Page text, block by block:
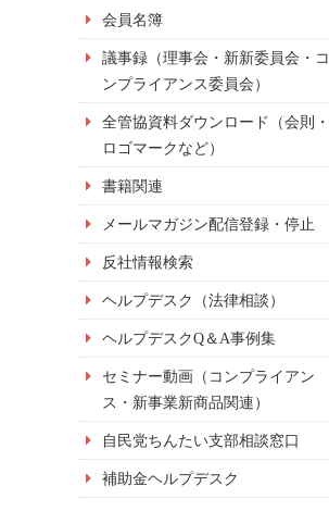
会員名簿
議事録（理事会・新新委員会・コ
ンプライアンス委員会）
全管協資料ダウンロード（会則・
ロゴマークなど）
書籍関連
メールマガジン配信登録・停止
反社情報検索
ヘルプデスク（法律相談）
ヘルプデスクQ＆A事例集
セミナー動画（コンプライアン
ス・新事業新商品関連）
自民党ちんたい支部相談窓口
補助金ヘルプデスク